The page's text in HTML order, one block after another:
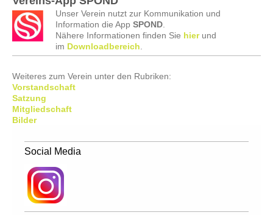
Unser Verein nutzt zur Kommunikation und
Information die App SPOND
Nähere Informationen finden Sie hierund
im Downloadbereich
Weiteres zum Verein unter den Rubriken:
Vorstandschaft
Satzung
Mitgliedschaft
Bilder
Social Media